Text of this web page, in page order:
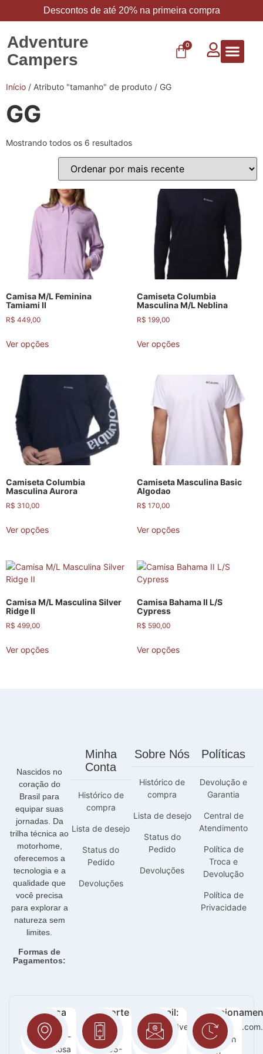
Descontos de até 20% na primeira compra
Adventure
Campers
0
Início / Atributo "tamanho" de produto / GG
GG
Mostrando todos os 6 resultados
Camisa M/L Feminina
Tamiami II
R$ 449,00
Ver opções
Camiseta Columbia
Masculina M/L Neblina
R$ 199,00
Ver opções
Camiseta Columbia
Masculina Aurora
R$ 310,00
Ver opções
Camiseta Masculina Basic
Algodao
R$ 170,00
Ver opções
Camisa M/L Masculina Silver
Ridge II
R$ 499,00
Ver opções
Camisa Bahama II L/S
Cypress
R$ 590,00
Ver opções
Nascidos no
coração do
Brasil para
equipar suas
jornadas. Da
trilha técnica ao
motorhome,
oferecemos a
tecnologia e a
qualidade que
você precisa
para explorar a
natureza sem
limites.
Formas de
Pagamentos:
Minha
Conta
Histórico de
compra
Lista de desejo
Status do
Pedido
Devoluções
Sobre Nós
Histórico de
compra
Lista de desejo
Status do
Pedido
Devoluções
Políticas
Devolução e
Garantia
Central de
Atendimento
Política de
Troca e
Devolução
Política de
Privacidade
Nossa
loja:
Orla 14 -
Graciosa
Suporte
:
63
99255-
E-mail:
Seg -
Sab / 8h
-18h